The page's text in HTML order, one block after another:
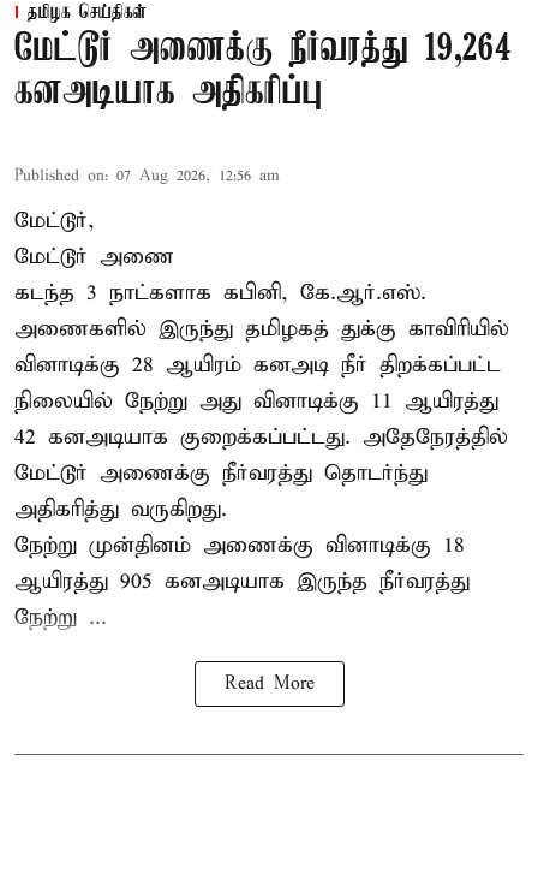
தமிழக செய்திகள்
மேட்டூர் அணைக்கு நீர்வரத்து 19,264
கனஅடியாக அதிகரிப்பு
Published on: 07 Aug 2026, 12:56 am
மேட்டூர்,
மேட்டூர் அணை
கடந்த 3 நாட்களாக கபினி, கே.ஆர்.எஸ்.
அணைகளில் இருந்து தமிழகத் துக்கு காவிரியில்
வினாடிக்கு 28 ஆயிரம் கனஅடி நீர் திறக்கப்பட்ட
நிலையில் நேற்று அது வினாடிக்கு 11 ஆயிரத்து
42 கனஅடியாக குறைக்கப்பட்டது. அதேநேரத்தில்
மேட்டூர் அணைக்கு நீர்வரத்து தொடர்ந்து
அதிகரித்து வருகிறது.
நேற்று முன்தினம் அணைக்கு வினாடிக்கு 18
ஆயிரத்து 905 கனஅடியாக இருந்த நீர்வரத்து
நேற்று ...
Read More